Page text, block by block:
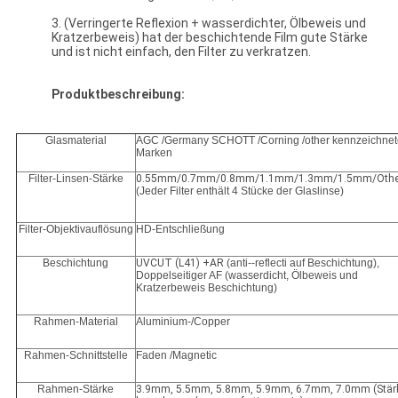
3. (Verringerte Reflexion + wasserdichter, Ölbeweis und
Kratzerbeweis) hat der beschichtende Film gute Stärke
und ist nicht einfach, den Filter zu verkratzen.
Produktbeschreibung:
Glasmaterial
AGC /Germany SCHOTT /Corning /other
Marken
Filter-Linsen-Stärke
0.55mm/0.7mm/0.8mm/1.1mm/1.3mm/1.5mm/
(Jeder Filter enthält 4 Stücke der Glaslinse)
Filter-Objektivauflösung HD-Entschließung
Beschichtung UVCUT (L41) +AR (anti--reflecti auf Beschichtung),
Doppelseitiger AF (wasserdicht, Ölbeweis und
Kratzerbeweis Beschichtung)
Rahmen-Material Aluminium-/Copper
Rahmen-Schnittstelle Faden /Magnetic
Rahmen-Stärke
3.9mm, 5.5mm, 5.8mm, 5.9mm, 6.7mm, 7.0mm